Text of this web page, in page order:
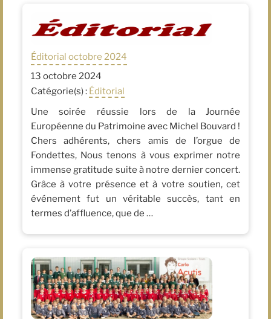
Éditorial octobre 2024
13 octobre 2024
Catégorie(s) : Éditorial
Une soirée réussie lors de la Journée
Européenne du Patrimoine avec Michel Bouvard !
Chers adhérents, chers amis de l’orgue de
Fondettes, Nous tenons à vous exprimer notre
immense gratitude suite à notre dernier concert.
Grâce à votre présence et à votre soutien, cet
événement fut un véritable succès, tant en
termes d’affluence, que de …